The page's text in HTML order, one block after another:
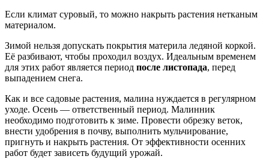
Если климат суровый, то можно накрыть растения нетканым
материалом.
Зимой нельзя допускать покрытия материла ледяной коркой.
Её разбивают, чтобы проходил воздух. Идеальным временем
для этих работ является период после листопада, перед
выпадением снега.
Как и все садовые растения, малина нуждается в регулярном
уходе. Осень — ответственный период. Малинник
необходимо подготовить к зиме. Провести обрезку веток,
внести удобрения в почву, выполнить мульчирование,
пригнуть и накрыть растения. От эффективности осенних
работ будет зависеть будущий урожай.